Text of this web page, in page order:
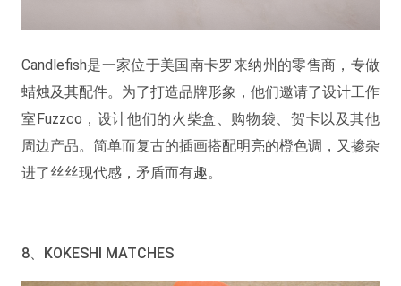
Candlefish是一家位于美国南卡罗来纳州的零售商，专做
蜡烛及其配件。为了打造品牌形象，他们邀请了设计工作
室Fuzzco，设计他们的火柴盒、购物袋、贺卡以及其他
周边产品。简单而复古的插画搭配明亮的橙色调，又掺杂
进了丝丝现代感，矛盾而有趣。
8、KOKESHI MATCHES